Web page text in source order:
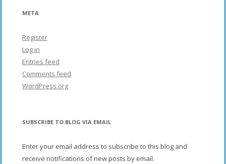
META
Register
Log in
Entries feed
Comments feed
WordPress.org
SUBSCRIBE TO BLOG VIA EMAIL
Enter your email address to subscribe to this blog and
receive notifications of new posts by email.